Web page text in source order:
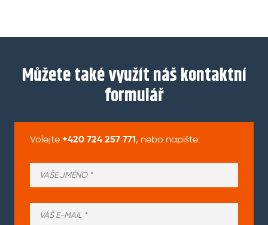
Můžete také využít náš kontaktní
formulář
Volejte +420 724 257 771, nebo napište: